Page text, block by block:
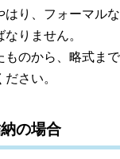
はり、フォーマル
りません。
ものから、略式ま
さい。
の場合